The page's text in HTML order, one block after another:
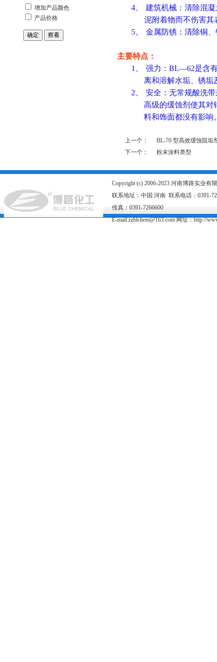
4、
建筑机械：清除混
泥附着物而不伤害其
5、
金属防锈：清除铜
主要特点：
1、
强力： BL—62是含
离和溶解水垢、锈垢
2、
安全：无常规酸洗
高级的缓蚀剂使其对
料和饰面都没有影响
上一个：
BL-70 型高效缓蚀阻垢
下一个：
粉末涂料类型
Copyright (c) 2006-2023 河南博路实业有
联系地址：中国 河南 联系电话：0391-
传真：0391-7266600
E-mail:zzblchem@163.com 网址：http://